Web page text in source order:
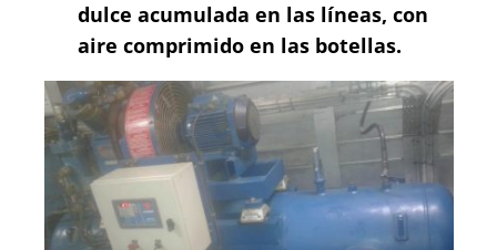
dulce acumulada en las líneas, con
aire comprimido en las botellas.